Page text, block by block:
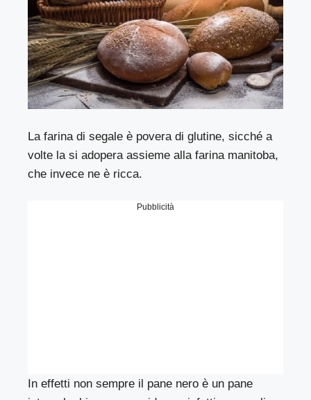
La farina di segale è povera di glutine, sicché a
volte la si adopera assieme alla farina manitoba,
che invece ne è ricca.
Pubblicità
In effetti non sempre il pane nero è un pane